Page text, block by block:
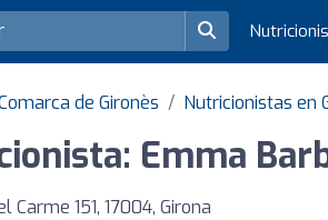
de Gironès Nutricionistas en
Emma
Carme 151, 17004, Girona